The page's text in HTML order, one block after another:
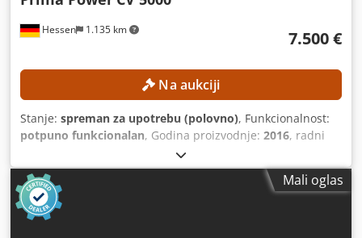
Hessen 1.135 km 7.500 €
Na aukciji
Stanje: spreman za upotrebu (polovno), Funkcionalnost:
potpuno funkcionalan, Godina proizvodnje: 2016, radni
, broj mašine/vozila:
laser, talasna dužina lasera:10 nm, Bez minimalne cene –
garantovana prodaja po najvišoj ponudi! TEHNIČKE
KARAKTERISTIKE Tip lasera: CO₂ laser Prosečna snaga:
200–5.000 W Maksimalna snaga: do 6 kW Talاسna dužina:
Mali oglas